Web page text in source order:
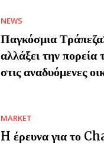
NEWS
Παγκόσμια
αλλάξει την πορεία
στις αναδυόμενες
MARKET
H έρευνα για το